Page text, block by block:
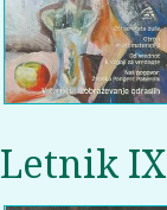
Letnik IX